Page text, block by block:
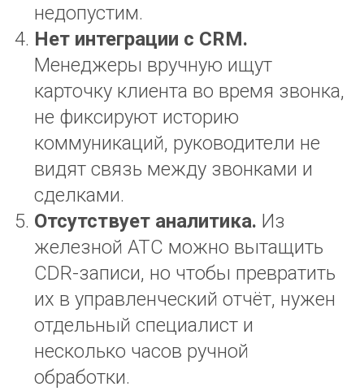
недопустим.
Нет интеграции с CRM.
Менеджеры вручную ищут
карточку клиента во время звонка,
не фиксируют историю
коммуникаций, руководители не
видят связь между звонками и
сделками.
Отсутствует аналитика. Из
железной АТС можно вытащить
CDR-записи, но чтобы превратить
их в управленческий отчёт, нужен
отдельный специалист и
несколько часов ручной
обработки.